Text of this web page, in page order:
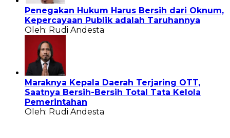
Penegakan Hukum Harus Bersih dari Oknum,
Kepercayaan Publik adalah Taruhannya
Oleh: Rudi Andesta
Maraknya Kepala Daerah Terjaring OTT,
Saatnya Bersih-Bersih Total Tata Kelola
Pemerintahan
Oleh: Rudi Andesta